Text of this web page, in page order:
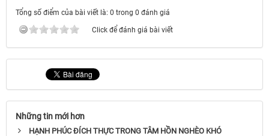
Tổng số điểm của bài viết là: 0 trong 0 đánh giá
Click để đánh giá bài viết
Những tin mới hơn
HẠNH PHÚC ĐÍCH THỰC TRONG TÂM HỒN NGHÈO KHÓ